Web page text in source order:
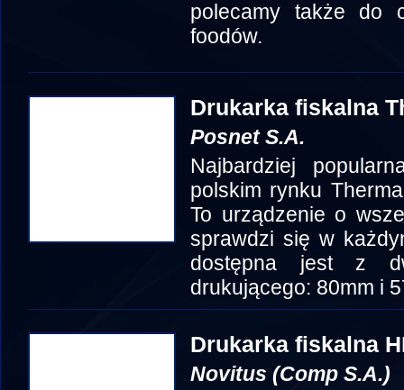
polecamy także do
foodów.
Drukarka fiskalna
Posnet S.A.
Najbardziej
polskim rynku
To urządzenie o
sprawdzi się w
dostępna jest z
drukującego: 80mm i
Drukarka fiskalna
Novitus (Comp S.A.)